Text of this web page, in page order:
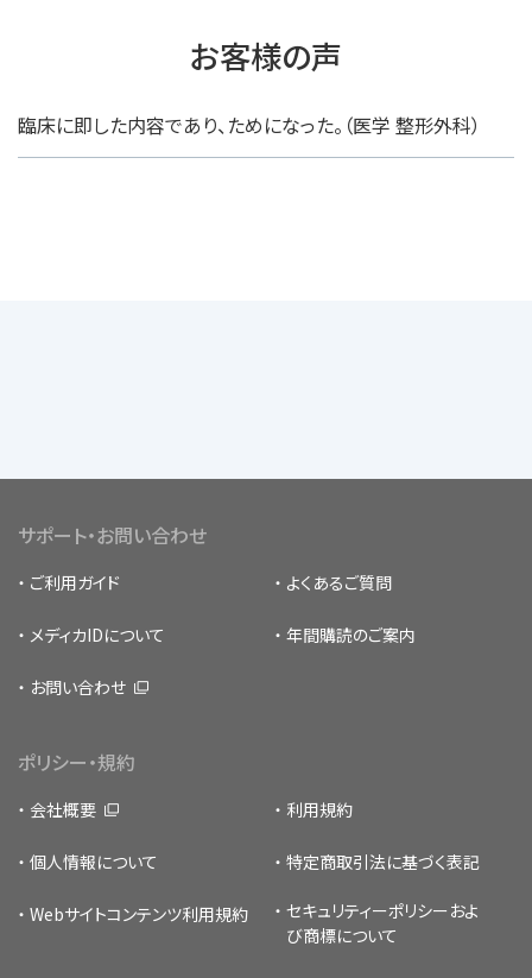
お客様の声
臨床に即した内容であり、ためになった。（医学 整形外科）
サポート・お問い合わせ
ご利用ガイド よくあるご質問
メディカIDについて 年間購読のご案内
お問い合わせ
ポリシー・規約
会社概要 利用規約
個人情報について 特定商取引法に基づく表記
Webサイトコンテンツ利用規約 セキュリティーポリシー およ
び商標について